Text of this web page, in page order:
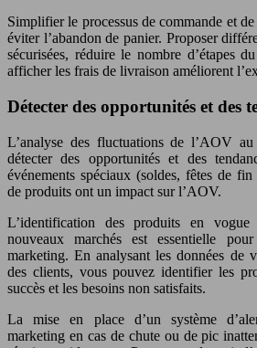
Simplifier le processus de commande et
éviter l’abandon de panier. Proposer
sécurisées, réduire le nombre d’étapes
afficher les frais de livraison améliorent
Détecter des opportunités et des
L’analyse des fluctuations de l’AOV
détecter des opportunités et des
événements spéciaux (soldes, fêtes de fin
de produits ont un impact sur l’AOV.
L’identification des produits en
nouveaux marchés est essentielle
marketing. En analysant les données de
des clients, vous pouvez identifier les
succès et les besoins non satisfaits.
La mise en place d’un système
marketing en cas de chute ou de pic